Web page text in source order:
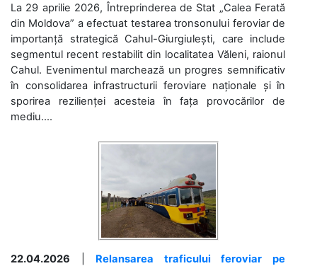
La 29 aprilie 2026, Întreprinderea de Stat „Calea Ferată
din Moldova” a efectuat testarea tronsonului feroviar de
importanță strategică Cahul-Giurgiulești, care include
segmentul recent restabilit din localitatea Văleni, raionul
Cahul. Evenimentul marchează un progres semnificativ
în consolidarea infrastructurii feroviare naționale și în
sporirea rezilienței acesteia în fața provocărilor de
mediu....
22.04.2026
Relansarea traficului feroviar pe